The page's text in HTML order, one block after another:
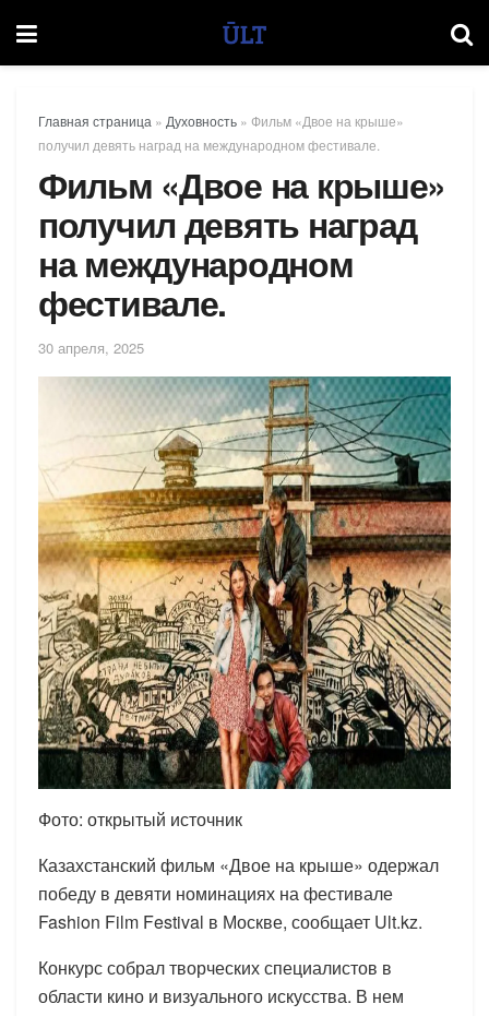
Главная страница » Духовность » Фильм «Двое на крыше»
получил девять наград на международном фестивале.
Фильм «Двое на крыше»
получил девять наград
на международном
фестивале.
30 апреля, 2025
Фото: открытый источник
Казахстанский фильм «Двое на крыше» одержал
победу в девяти номинациях на фестивале
Fashion Film Festival в Москве, сообщает Ult.kz.
Конкурс собрал творческих специалистов в
области кино и визуального искусства. В нем